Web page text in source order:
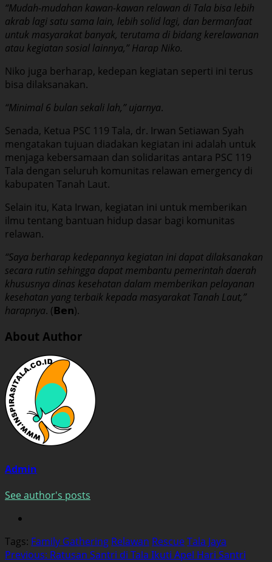
“Mudah-mudahan kawan-kawan relawan di Tala bisa lebih
akrab lagi satu sama lain, lebih solid lagi, dan bermanfaat
untuk masyarakat banyak, terutama di bidang kerelawanan
atau kegiatan sosial lainnya,” Harap Niko.
Niko juga berharap, kedepan kegiatan seperti ini terus
bisa dilaksanakan.
“Minimal 6 bulan sekali lah,” ujarnya.
Senada, Ketua PSC 119 Tala, dr. Irwan Setiawan Syah
mengatakan tujuan diadakan kegiatan ini adalah untuk
menjaga kebersamaan dan solidaritas antara PSC 119
Tala dengan seluruh komunitas relawan emergency di
kabupaten Tanah Laut.
Selain itu, Kata Irwan, kegiatan ini untuk memberikan
ilmu tentang bantuan hidup dasar bagi komunitas
relawan.
“Saya berharap kedepannya kegiatan ini dapat dilaksanakan
secara rutin sehingga dapat membantu pemerintah daerah
khususnya dinas kesehatan dalam memberikan pelayanan
kesehatan yang terbaik kepada masyarakat Tanah Laut,”
harapnya. (𝗕𝗲𝗻).
About Author
Admin
See author's posts
Tags: Family Gathering Relawan RescueTala Jaya
Post
Previous: Ratusan Santri di Tala Ikuti Apel Hari Santri